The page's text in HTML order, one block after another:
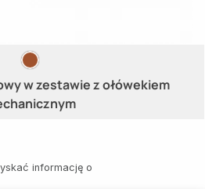
w zestawie z ołówekiem
informację o